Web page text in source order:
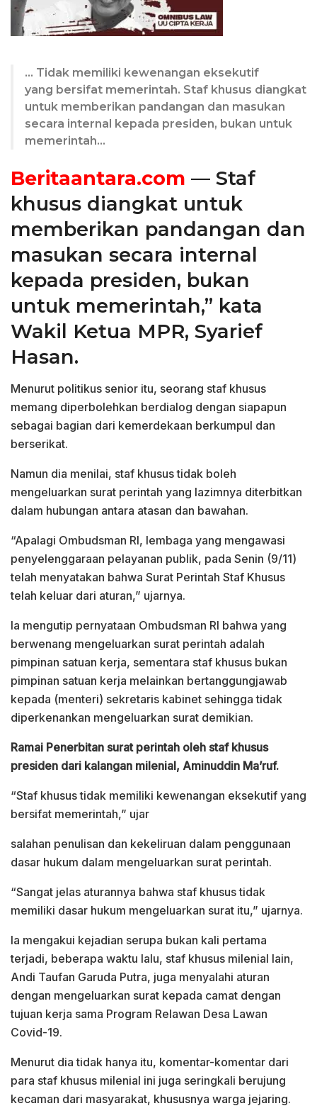
… Tidak memiliki kewenangan eksekutif
yang bersifat memerintah. Staf khusus diangkat
untuk memberikan pandangan dan masukan
secara internal kepada presiden, bukan untuk
memerintah…
Beritaantara.com — Staf
khusus diangkat untuk
memberikan pandangan dan
masukan secara internal
kepada presiden, bukan
untuk memerintah,” kata
Wakil Ketua MPR, Syarief
Hasan.
Menurut politikus senior itu, seorang staf khusus
memang diperbolehkan berdialog dengan siapapun
sebagai bagian dari kemerdekaan berkumpul dan
berserikat.
Namun dia menilai, staf khusus tidak boleh
mengeluarkan surat perintah yang lazimnya diterbitkan
dalam hubungan antara atasan dan bawahan.
“Apalagi Ombudsman RI, lembaga yang mengawasi
penyelenggaraan pelayanan publik, pada Senin (9/11)
telah menyatakan bahwa Surat Perintah Staf Khusus
telah keluar dari aturan,” ujarnya.
Ia mengutip pernyataan Ombudsman RI bahwa yang
berwenang mengeluarkan surat perintah adalah
pimpinan satuan kerja, sementara staf khusus bukan
pimpinan satuan kerja melainkan bertanggungjawab
kepada (menteri) sekretaris kabinet sehingga tidak
diperkenankan mengeluarkan surat demikian.
Ramai Penerbitan surat perintah oleh staf khusus
presiden dari kalangan milenial, Aminuddin Ma’ruf.
“Staf khusus tidak memiliki kewenangan eksekutif yang
bersifat memerintah,” ujar
salahan penulisan dan kekeliruan dalam penggunaan
dasar hukum dalam mengeluarkan surat perintah.
“Sangat jelas aturannya bahwa staf khusus tidak
memiliki dasar hukum mengeluarkan surat itu,” ujarnya.
Ia mengakui kejadian serupa bukan kali pertama
terjadi, beberapa waktu lalu, staf khusus milenial lain,
Andi Taufan Garuda Putra, juga menyalahi aturan
dengan mengeluarkan surat kepada camat dengan
tujuan kerja sama Program Relawan Desa Lawan
Covid-19.
Menurut dia tidak hanya itu, komentar-komentar dari
para staf khusus milenial ini juga seringkali berujung
kecaman dari masyarakat, khususnya warga jejaring.